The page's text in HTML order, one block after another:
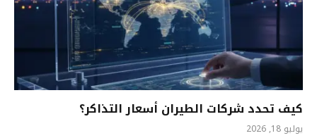
كيف تحدد شركات الطيران أسعار التذاكر؟
يوليو 18, 2026